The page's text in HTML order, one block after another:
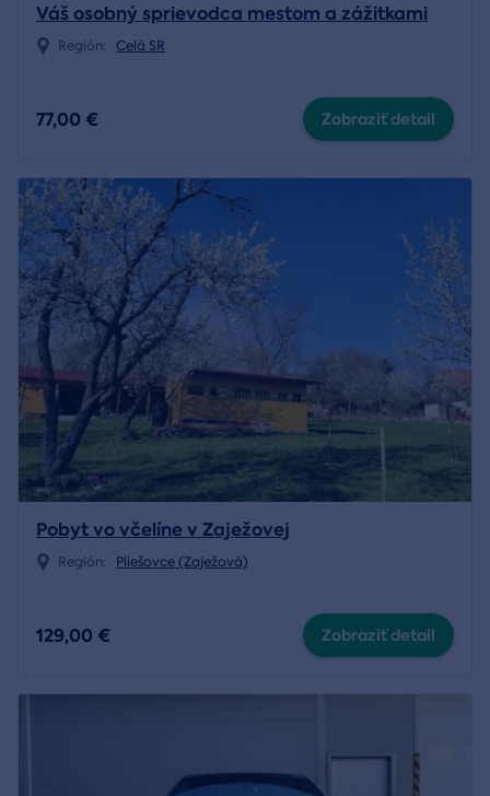
Váš osobný sprievodca mestom a zážitkami
Región: Celá SR
77,00 € Zobraziť detail
Pobyt vo včelíne v Zaježovej
Región: Pliešovce (Zaježová)
129,00 € Zobraziť detail